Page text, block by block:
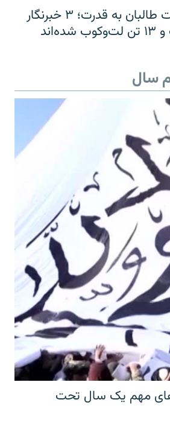
یک سالگی بازگشت طالبان به قدرت؛ ۳ خبرنگار
سال
مهم یک سال تحت